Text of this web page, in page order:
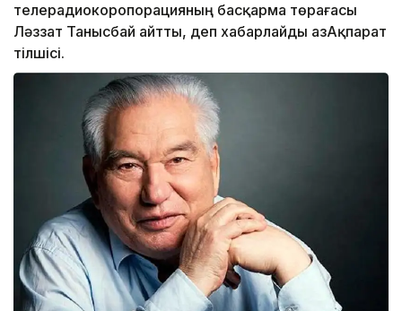
телерадиокоропорацияның басқарма төрағасы
Ләззат Танысбай айтты, деп хабарлайды ҚазАқпарат
тілшісі.